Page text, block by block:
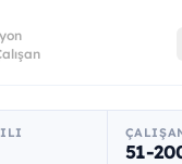
51-